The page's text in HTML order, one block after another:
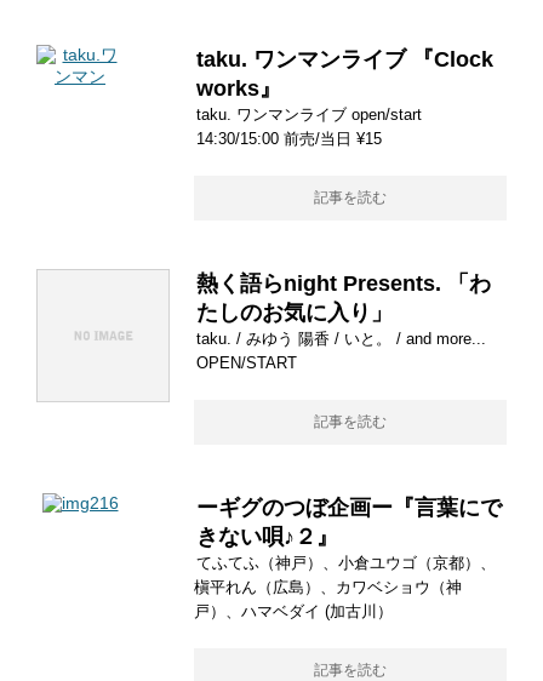
taku. ワンマンライブ 『Clock
works』
taku. ワンマンライブ open/start
14:30/15:00 前売/当日 ¥15
記事を読む
熱く語らnight Presents. 「わ
たしのお気に入り」
taku. / みゆう 陽香 / いと。 / and more...
OPEN/START
記事を読む
ーギグのつぼ企画ー『言葉にで
きない唄♪２』
てふてふ（神戸）、小倉ユウゴ（京都）、
槇平れん（広島）、カワベショウ（神
戸）、ハマベダイ (加古川）
記事を読む